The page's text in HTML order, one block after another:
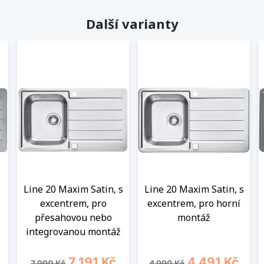
Další varianty
Line 20 Maxim Satin, s
excentrem, pro
přesahovou nebo
integrovanou montáž
Běžná cena
Cena
Line 20 Maxim Satin, s
excentrem, pro horní
montáž
Běžná cenaCena